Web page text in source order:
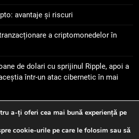
finanțelor digitale
Lavazza utilizează tehnologia
trasabilitatea cafelei
STIRI
avantaje și riscuri
a criptomonedelor în
de dolari cu sprijinul Ripple, apoi a
într-un atac cibernetic în mai
Theme 2026. Powered By
a-ți oferi cea mai bună experiență pe
cookie-urile pe care le folosim sau să